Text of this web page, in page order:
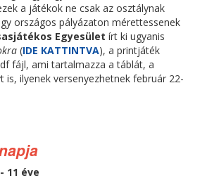
a játékok ne csak az osztálynak
országos pályázaton mérettessenek
Egyesület írt ki ugyanis
(IDE KATTINTVA), a printjáték
fájl, ami tartalmazza a táblát, a
is, ilyenek versenyezhetnek február 22-
11 éve